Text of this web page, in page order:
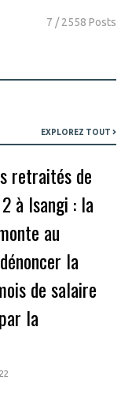
7 / 2558 Posts
EXPLOREZ TOUT
retraités de
à Isangi : la
au
la
de salaire
la